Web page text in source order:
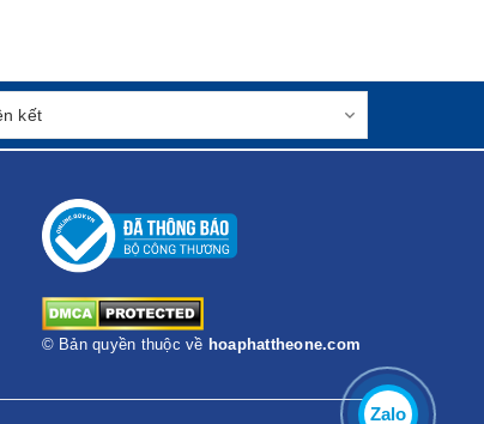
© Bản quyền thuộc về hoaphattheone.com
Zalo